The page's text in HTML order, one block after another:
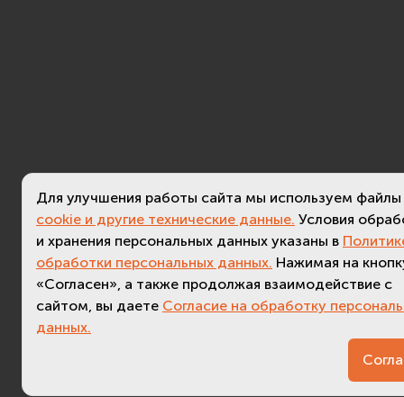
Для улучшения работы сайта мы используем файлы
cookie и другие технические данные. Условия
и хранения персональных данных указаны в
обработки персональных данных. Нажимая на
«Согласен», а также продолжая взаимодействие с
сайтом, вы даете Согласие на обработку
данных.